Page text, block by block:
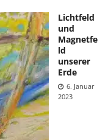
Lichtfeld
und
Magnetfe
ld
unserer
Erde
6. Januar
2023